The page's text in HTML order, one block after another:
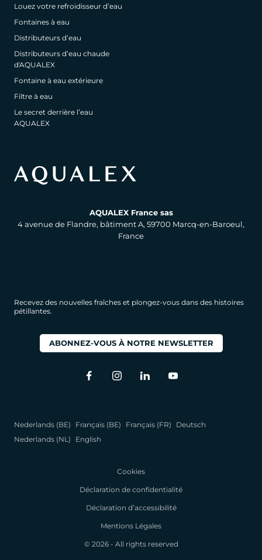
Louez votre refroidisseur d’eau
Fontaines à eau
Distributeurs d’eau
Distributeurs d’eau chaude
d'AQUALEX
Fontaine à eau extérieure
Filtre à eau
Le secret derrière l’eau
AQUALEX
AQUALEX France sas
4 avenue de Flandre, bâtiment A, 59700 Marcq-en-Baroeul,
France
Recevez des nouvelles fraîches et plongez-vous dans des histoires
pétillantes.
ABONNEZ-VOUS À NOTRE NEWSLETTER
Nederlands (BE) Français (BE) Français (FR)
Deutsch
Nederlands (NL)
English
Cookies
Déclaration de confidentialité
Déclaration d’accessibilité
Mentions Légales
© 2026 - All rights reserved